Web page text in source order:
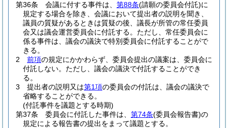
第36条
会議に付する事件は、 第88条(請願の委員会付託)に
規定する場合を除き、会議において提出者の説明を聞き、
議員の質疑があるときは質疑の後、議長が所管の常任委員
会又は議会運営委員会に付託する。 ただし、常任委員会に
係る事件は、議会の議決で特別委員会に付託することがで
きる。
2
前項の規定にかかわらず、委員会提出の議案は、委員会に
付託しない。 ただし、議会の議決で付託することができ
る。
3
提出者の説明又は第1項の委員会の付託は、議会の議決で
省略することができる。
(付託事件を議題とする時期)
第37条
委員会に付託した事件は、 第74条(委員会報告書)の
規定による報告書の提出をまって議題とする。